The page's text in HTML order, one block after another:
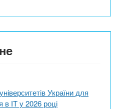
України для
в ІТ у 2026 році